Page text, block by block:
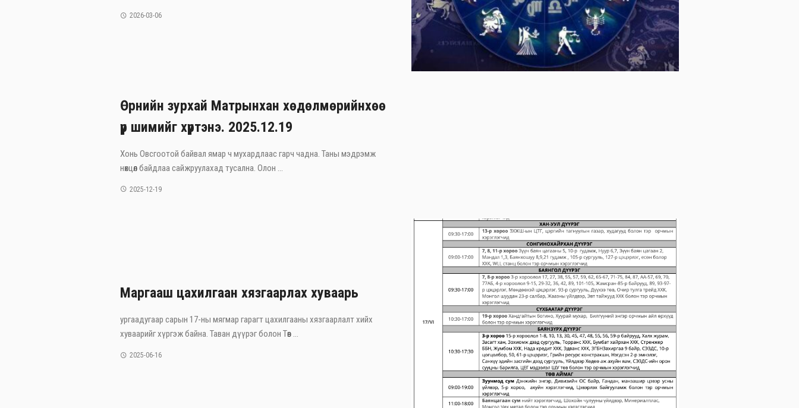
2026-03-06
Өрнийн зурхай Матрынхан хөдөлмөрийнхөө
үр шимийг хүртэнэ. 2025.12.19
Хонь Овсгоотой байвал ямар ч мухардлаас гарч чадна. Таны мэдрэмж
нөхцөл байдлаа сайжруулахад тусална. Олон ...
2025-12-19
Маргааш цахилгаан хязгаарлах хуваарь
ургаадугаар сарын 17-ны мягмар гарагт цахилгааны хязгаарлалт хийх
хуваарийг хүргэж байна. Таван дүүрэг болон Төв ...
2025-06-16